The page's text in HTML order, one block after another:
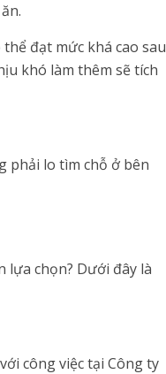
đạt mức khá cao sau
khó làm thêm sẽ tích
phải lo tìm chỗ ở bên
lựa chọn? Dưới đây là
công việc tại Công ty